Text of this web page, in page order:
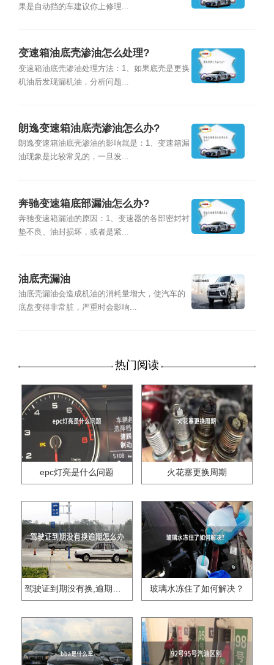
果是自动挡的车建议你上修理...
变速箱油底壳渗油怎么处理?
变速箱油底壳渗油处理方法：1、如果底壳是更换
机油后发现漏机油，分析问题...
朗逸变速箱油底壳渗油怎么办?
朗逸变速箱油底壳渗油的影响就是：1、变速箱漏
油现象是比较常见的，一旦发...
奔驰变速箱底部漏油怎么办?
奔驰变速箱漏油的原因：1、变速器的各部密封衬
垫不良、油封损坏，或者是紧...
油底壳漏油
油底壳漏油会造成机油的消耗量增大，使汽车的
底盘变得非常脏，严重时会影响...
热门阅读
epc灯亮是什么问题 火花塞更换周期
驾驶证到期没有换,逾期怎么办?? 玻璃水冻住了如何解决？